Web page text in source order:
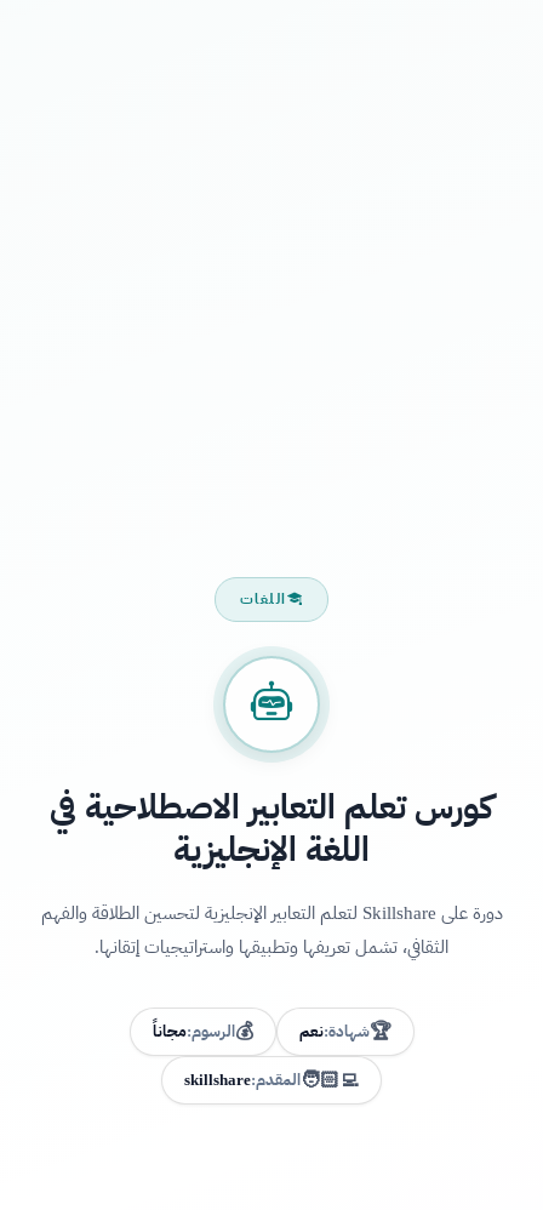
اللغات
كورس تعلم التعابير الاصطلاحية في
اللغة الإنجليزية
دورة على Skillshare لتعلم التعابير الإنجليزية لتحسين الطلاقة والفهم
الثقافي، تشمل تعريفها وتطبيقها واستراتيجيات إتقانها.
🏆شهادة:نعم 💰الرسوم:مجاناً
🧑🏻‍💻المقدم:skillshare